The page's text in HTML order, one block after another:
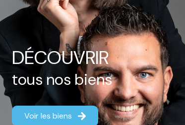
DÉCOUVRIR
tous nos biens
Voir les biens